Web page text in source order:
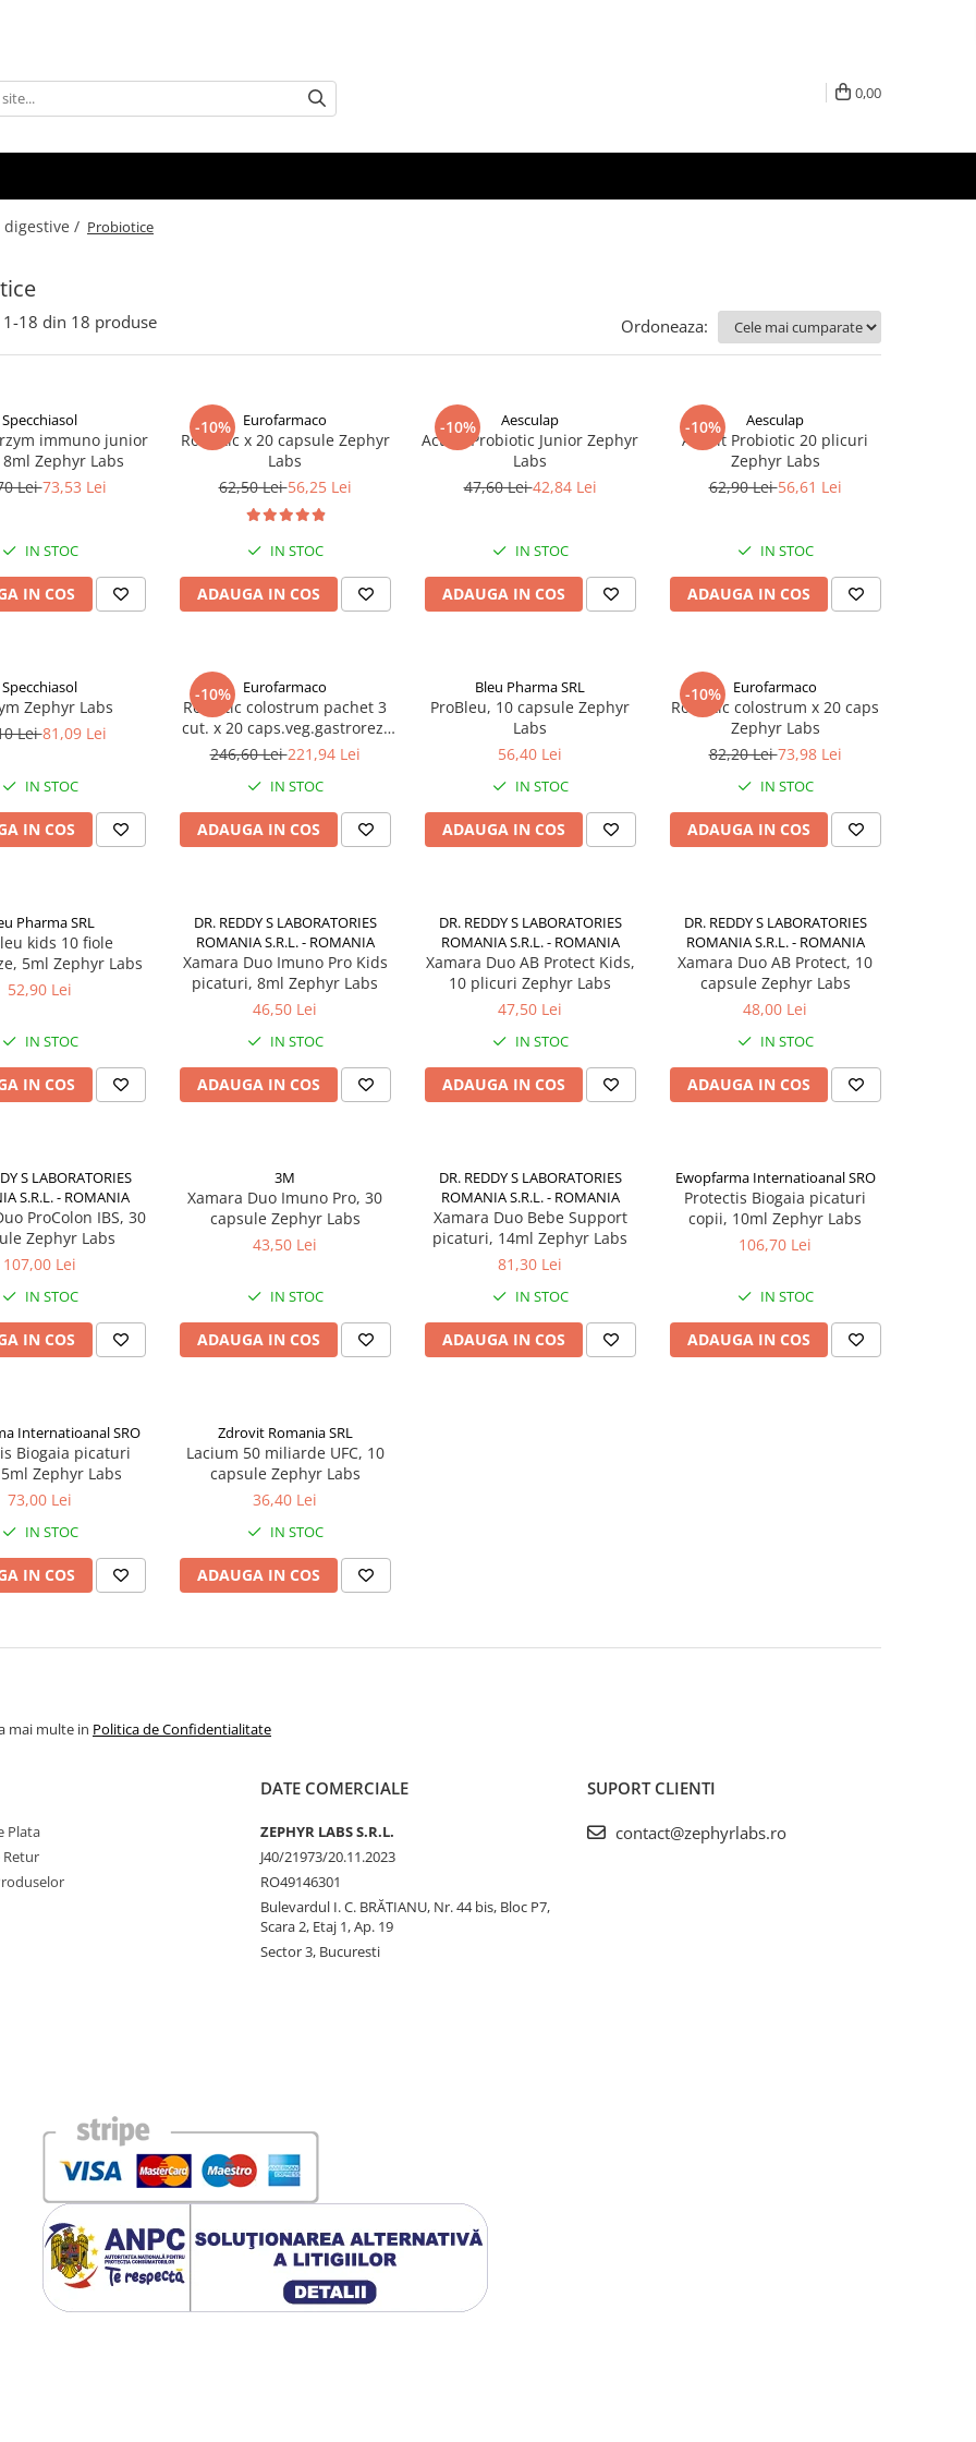
0,00
/ Probiotice
1-18 din 18 produse Ordoneaza:
Specchiasol
immuno junior
8ml Zephyr Labs
Lei73,53 Lei
IN STOC
IN COS
-10% Eurofarmaco
Robiotic x 20 capsule Zephyr
Labs
62,50 Lei56,25 Lei
IN STOC
ADAUGA IN COS
-10% Aesculap
Activit Probiotic Junior Zephyr
Labs
47,60 Lei42,84 Lei
IN STOC
ADAUGA IN COS
-10% Aesculap
Activit Probiotic 20 plicuri
Zephyr Labs
62,90 Lei56,61 Lei
IN STOC
ADAUGA IN COS
Specchiasol
Zephyr Labs
Lei81,09 Lei
IN STOC
IN COS
-10% Eurofarmaco
Robiotic colostrum pachet 3
cut. x 20 caps.veg.gastrorez.
Zephyr Labs
246,60 Lei221,94 Lei
IN STOC
ADAUGA IN COS
Bleu Pharma SRL
ProBleu, 10 capsule Zephyr
Labs
56,40 Lei
IN STOC
ADAUGA IN COS
-10% Eurofarmaco
Robiotic colostrum x 20 caps
Zephyr Labs
82,20 Lei73,98 Lei
IN STOC
ADAUGA IN COS
Pharma SRL
kids 10 fiole
5ml Zephyr Labs
52,90 Lei
IN STOC
IN COS
DR. REDDY S LABORATORIES
ROMANIA S.R.L. - ROMANIA
Xamara Duo Imuno Pro Kids
picaturi, 8ml Zephyr Labs
46,50 Lei
IN STOC
ADAUGA IN COS
DR. REDDY S LABORATORIES
ROMANIA S.R.L. - ROMANIA
Xamara Duo AB Protect Kids,
10 plicuri Zephyr Labs
47,50 Lei
IN STOC
ADAUGA IN COS
DR. REDDY S LABORATORIES
ROMANIA S.R.L. - ROMANIA
Xamara Duo AB Protect, 10
capsule Zephyr Labs
48,00 Lei
IN STOC
ADAUGA IN COS
S LABORATORIES
S.R.L. - ROMANIA
ProColon IBS, 30
Zephyr Labs
107,00 Lei
IN STOC
IN COS
3M
Xamara Duo Imuno Pro, 30
capsule Zephyr Labs
43,50 Lei
IN STOC
ADAUGA IN COS
DR. REDDY S LABORATORIES
ROMANIA S.R.L. - ROMANIA
Xamara Duo Bebe Support
picaturi, 14ml Zephyr Labs
81,30 Lei
IN STOC
ADAUGA IN COS
Ewopfarma Internatioanal SRO
Protectis Biogaia picaturi
copii, 10ml Zephyr Labs
106,70 Lei
IN STOC
ADAUGA IN COS
Internatioanal SRO
Biogaia picaturi
Zephyr Labs
73,00 Lei
IN STOC
IN COS
Zdrovit Romania SRL
Lacium 50 miliarde UFC, 10
capsule Zephyr Labs
36,40 Lei
IN STOC
ADAUGA IN COS
mai multe in Politica de Confidentialitate
Plata
Retur
DATE COMERCIALE
ZEPHYR LABS S.R.L.
J40/21973/20.11.2023
RO49146301
Bulevardul I. C. BRĂTIANU, Nr. 44 bis, Bloc P7,
Scara 2, Etaj 1, Ap. 19
Sector 3, Bucuresti
SUPORT CLIENTI
contact@zephyrlabs.ro